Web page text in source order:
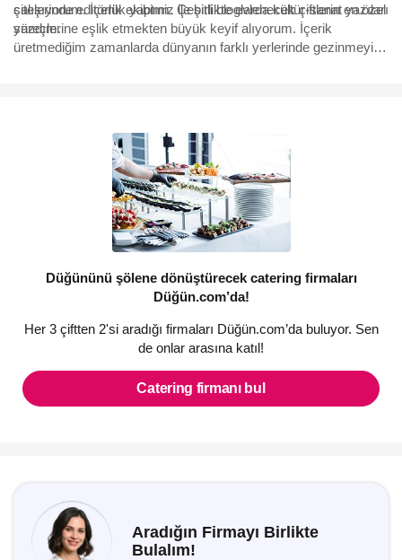
sitelerinde editörlük yaptım. Çeşitli bloglarda kültür-sanat yazıları
yazdım.
çalışıyorum. İçerik ekibimiz ile birlikte evlenecek çiftlerin en özel
süreçlerine eşlik etmekten büyük keyif alıyorum. İçerik
üretmediğim zamanlarda dünyanın farklı yerlerinde gezinmeyi,
Düğününü şölene dönüştürecek catering firmaları
Düğün.com’da!
Her 3 çiftten 2'si aradığı firmaları Düğün.com’da buluyor. Sen
de onlar arasına katıl!
Catering firmanı bul
Aradığın Firmayı Birlikte
Bulalım!